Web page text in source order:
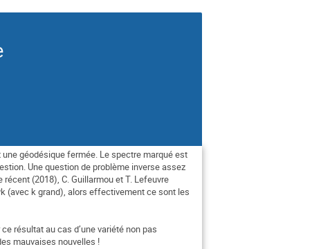
géodésique fermée. Le spectre marqué est
Une question de problème inverseassez
(2018), C. Guillarmou etT. Lefeuvre
(avec k grand), alors effectivement ce sont les
résultat au cas d’une variété non pas
mauvaises nouvelles !